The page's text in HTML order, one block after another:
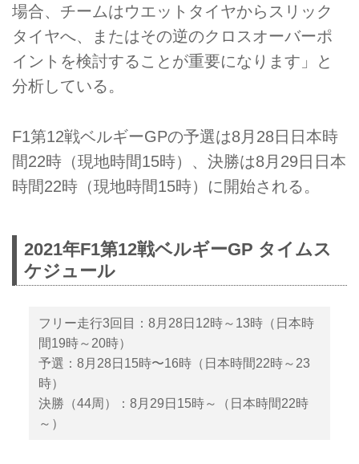
場合、チームはウエットタイヤからスリック
タイヤへ、またはその逆のクロスオーバーポ
イントを検討することが重要になります」と
分析している。
F1第12戦ベルギーGPの予選は8月28日日本時
間22時（現地時間15時）、決勝は8月29日日本
時間22時（現地時間15時）に開始される。
2021年F1第12戦ベルギーGP タイムス
ケジュール
フリー走行3回目：8月28日12時～13時（日本時
間19時～20時）
予選：8月28日15時〜16時（日本時間22時～23
時）
決勝（44周）：8月29日15時～（日本時間22時
～）